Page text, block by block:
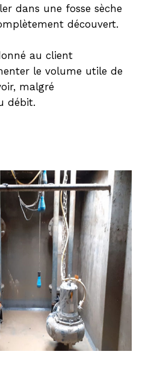
dans une fosse sèche
découvert.
au client
le volume utile de
malgré
débit.